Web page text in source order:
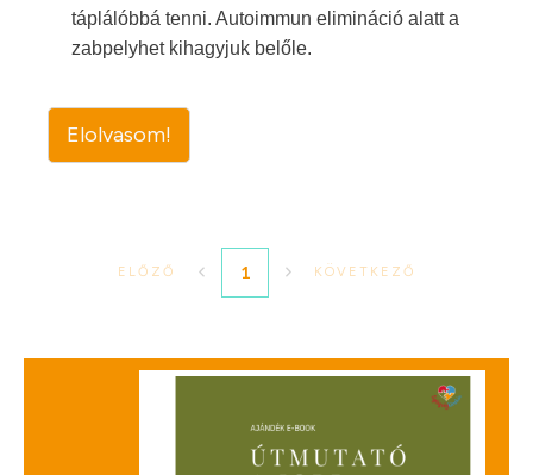
táplálóbbá tenni. Autoimmun elimináció alatt a
zabpelyhet kihagyjuk belőle.
Elolvasom!
ELŐZŐ 1 KÖVETKEZŐ